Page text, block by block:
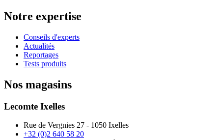
Notre expertise
Conseils d'experts
Actualités
Reportages
Tests produits
Nos magasins
Lecomte Ixelles
Rue de Vergnies 27 - 1050 Ixelles
+32 (0)2 640 58 20